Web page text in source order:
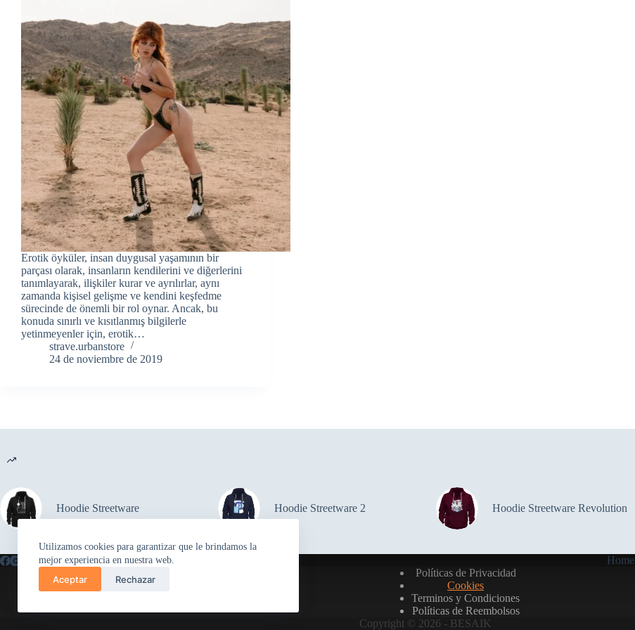
Utilizamos cookies para garantizar que le brindamos la
mejor experiencia en nuestra web.
Aceptar Rechazar
Erotik öyküler, insan duygusal yaşamının bir
parçası olarak, insanların kendilerini ve diğerlerini
tanımlayarak, ilişkiler kurar ve ayrılırlar, aynı
zamanda kişisel gelişme ve kendini keşfedme
sürecinde de önemli bir rol oynar. Ancak, bu
konuda sınırlı ve kısıtlanmış bilgilerle
yetinmeyenler için, erotik…
strave.urbanstore
24 de noviembre de 2019
Hoodie Streetware Hoodie Streetware 2 Hoodie Streetware Revolution
Home
Políticas de Privacidad
Cookies
Terminos y Condiciones
Políticas de Reembolsos
Copyright © 2026 - BESAIK